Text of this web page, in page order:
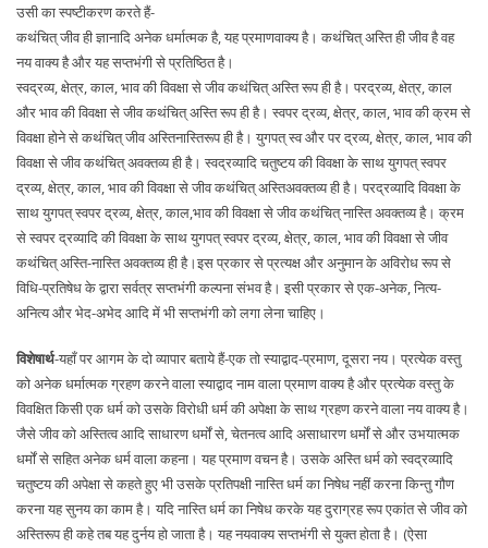
उसी का स्पष्टीकरण करते हैं-
कथंचित् जीव ही ज्ञानादि अनेक धर्मात्मक है, यह प्रमाणवाक्य है। कथंचित् अस्ति ही जीव है वह
नय वाक्य है और यह सप्तभंगी से प्रतिष्ठित है।
स्वद्रव्य, क्षेत्र, काल, भाव की विवक्षा से जीव कथंचित् अस्ति रूप ही है। परद्रव्य, क्षेत्र, काल
और भाव की विवक्षा से जीव कथंचित् अस्ति रूप ही है। स्वपर द्रव्य, क्षेत्र, काल, भाव की क्रम से
विवक्षा होने से कथंचित् जीव अस्तिनास्तिरूप ही है। युगपत् स्व और पर द्रव्य, क्षेत्र, काल, भाव की
विवक्षा से जीव कथंचित् अवक्तव्य ही है। स्वद्रव्यादि चतुष्टय की विवक्षा के साथ युगपत् स्वपर
द्रव्य, क्षेत्र, काल, भाव की विवक्षा से जीव कथंचित् अस्तिअवक्तव्य ही है। परद्रव्यादि विवक्षा के
साथ युगपत् स्वपर द्रव्य, क्षेत्र, काल,भाव की विवक्षा से जीव कथंचित् नास्ति अवक्तव्य है। क्रम
से स्वपर द्रव्यादि की विवक्षा के साथ युगपत् स्वपर द्रव्य, क्षेत्र, काल, भाव की विवक्षा से जीव
कथंचित् अस्ति-नास्ति अवक्तव्य ही है।इस प्रकार से प्रत्यक्ष और अनुमान के अविरोध रूप से
विधि-प्रतिषेध के द्वारा सर्वत्र सप्तभंगी कल्पना संभव है। इसी प्रकार से एक-अनेक, नित्य-
अनित्य और भेद-अभेद आदि में भी सप्तभंगी को लगा लेना चाहिए।
विशेषार्थ-यहाँ पर आगम के दो व्यापार बताये हैं-एक तो स्याद्वाद-प्रमाण, दूसरा नय। प्रत्येक वस्तु
को अनेक धर्मात्मक ग्रहण करने वाला स्याद्वाद नाम वाला प्रमाण वाक्य है और प्रत्येक वस्तु के
विवक्षित किसी एक धर्म को उसके विरोधी धर्म की अपेक्षा के साथ ग्रहण करने वाला नय वाक्य है।
जैसे जीव को अस्तित्व आदि साधारण धर्मों से, चेतनत्व आदि असाधारण धर्मों से और उभयात्मक
धर्मों से सहित अनेक धर्म वाला कहना। यह प्रमाण वचन है। उसके अस्ति धर्म को स्वद्रव्यादि
चतुष्टय की अपेक्षा से कहते हुए भी उसके प्रतिपक्षी नास्ति धर्म का निषेध नहीं करना किन्तु गौण
करना यह सुनय का काम है। यदि नास्ति धर्म का निषेध करके यह दुराग्रह रूप एकांत से जीव को
अस्तिरूप ही कहे तब यह दुर्नय हो जाता है। यह नयवाक्य सप्तभंगी से युक्त होता है। (ऐसा